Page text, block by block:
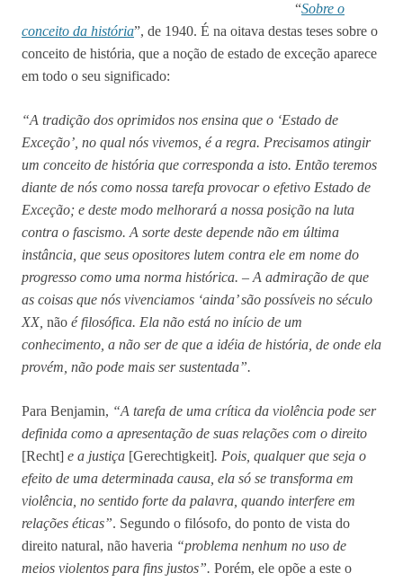
“Sobre o
conceito da história”, de 1940. É na oitava destas teses sobre o
conceito de história, que a noção de estado de exceção aparece
em todo o seu significado:
“A tradição dos oprimidos nos ensina que o ‘Estado de
Exceção’, no qual nós vivemos, é a regra. Precisamos atingir
um conceito de história que corresponda a isto. Então teremos
diante de nós como nossa tarefa provocar o efetivo Estado de
Exceção; e deste modo melhorará a nossa posição na luta
contra o fascismo. A sorte deste depende não em última
instância, que seus opositores lutem contra ele em nome do
progresso como uma norma histórica. – A admiração de que
as coisas que nós vivenciamos ‘ainda’ são possíveis no século
XX, não é filosófica. Ela não está no início de um
conhecimento, a não ser de que a idéia de história, de onde ela
provém, não pode mais ser sustentada”.
Para Benjamin, “A tarefa de uma crítica da violência pode ser
definida como a apresentação de suas relações com o direito
[Recht] e a justiça [Gerechtigkeit]. Pois, qualquer que seja o
efeito de uma determinada causa, ela só se transforma em
violência, no sentido forte da palavra, quando interfere em
relações éticas”. Segundo o filósofo, do ponto de vista do
direito natural, não haveria “problema nenhum no uso de
meios violentos para fins justos”. Porém, ele opõe a este o